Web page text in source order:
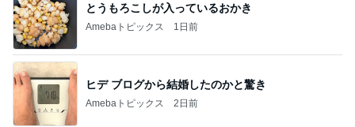
とうもろこしが入っているおかき
Amebaトピックス 1日前
ヒデ ブログから結婚したのかと驚き
Amebaトピックス 2日前